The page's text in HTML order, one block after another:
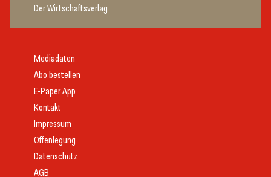
Der Wirtschaftsverlag
Mediadaten
Abo bestellen
E-Paper App
Kontakt
Impressum
Offenlegung
Datenschutz
AGB